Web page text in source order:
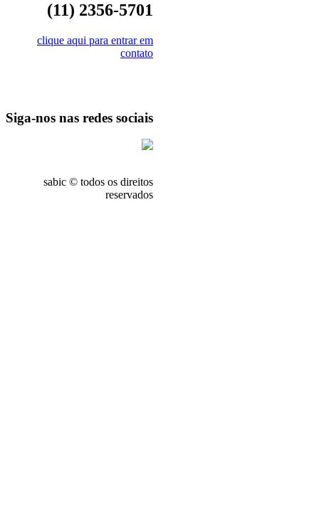
(11) 2356-5701
clique aqui para entrar em
contato
Siga-nos nas redes sociais
sabic © todos os direitos
reservados